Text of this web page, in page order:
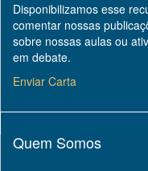
Disponibilizamos esse
comentar nossas
sobre nossas aulas ou
em debate.
Enviar Carta
Quem Somos